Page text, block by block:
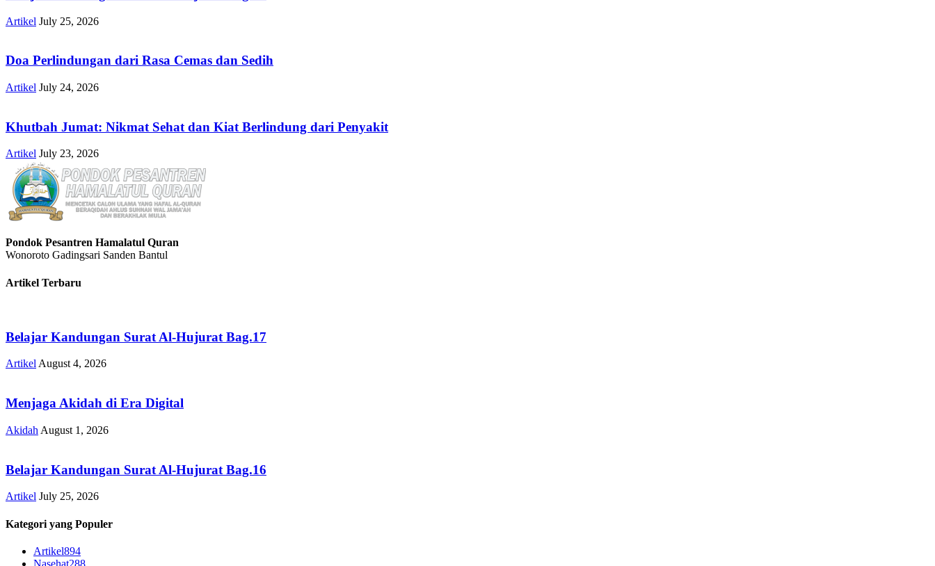
Artikel July 25, 2026
Doa Perlindungan dari Rasa Cemas dan Sedih
Artikel July 24, 2026
Khutbah Jumat: Nikmat Sehat dan Kiat Berlindung dari Penyakit
Artikel July 23, 2026
Pondok Pesantren Hamalatul Quran
Wonoroto Gadingsari Sanden Bantul
Artikel Terbaru
Belajar Kandungan Surat Al-Hujurat Bag.17
ArtikelAugust 4, 2026
Menjaga Akidah di Era Digital
Akidah August 1, 2026
Belajar Kandungan Surat Al-Hujurat Bag.16
Artikel July 25, 2026
Kategori yang Populer
Artikel894
Nasehat288